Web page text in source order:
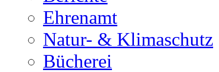
Ehrenamt
Natur- & Klimaschutz
Bücherei